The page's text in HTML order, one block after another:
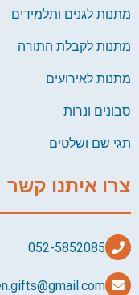
מתנות לגנים ותלמידים
מתנות לקבלת התורה
מתנות לאירועים
סבונים ונרות
תגי שם ושלטים
צרו איתנו קשר